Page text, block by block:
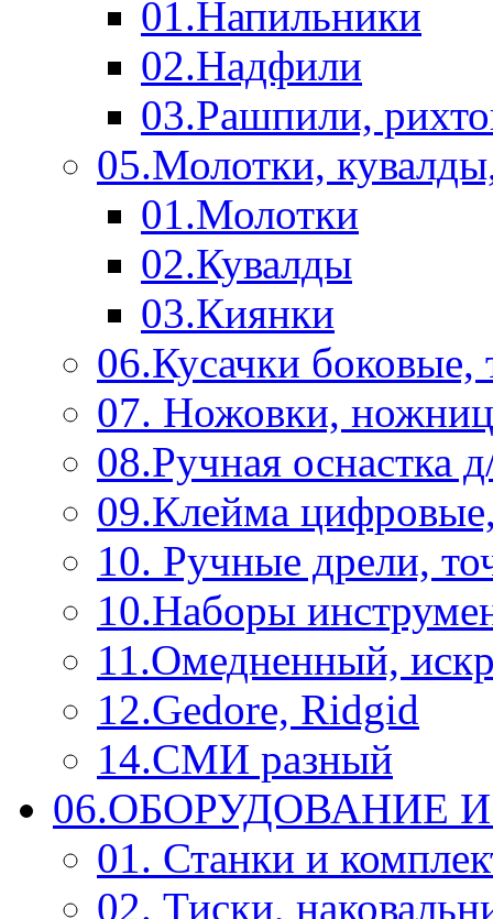
01.Напильники
02.Надфили
03.Рашпили,
05.Молотки,
01.Молотки
02.Кувалды
03.Киянки
06.Кусачки боковые,
07. Ножовки,
08.Ручная оснастка
09.Клейма
10. Ручные дрели,
10.Наборы
11.Омедненный,
12.Gedore, Ridgid
14.СМИ разный
06.ОБОРУДОВАНИЕ
01. Станки и
02. Тиски,